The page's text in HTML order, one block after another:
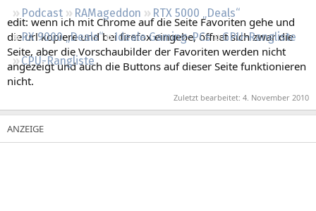
Podcast RAMageddon
RTX 5000 „Deals“
RX 9000 „Deals“
Ideale Gaming-PCs
GPU-Rangliste
CPU-Rangliste
edit: wenn ich mit Chrome auf die Seite Favoriten gehe und
die url kopiere und bei firefox eingebe, öffnet sich zwar die
Seite, aber die Vorschaubilder der Favoriten werden nicht
angezeigt und auch die Buttons auf dieser Seite funktionieren
nicht.
Zuletzt bearbeitet: 4. November 2010